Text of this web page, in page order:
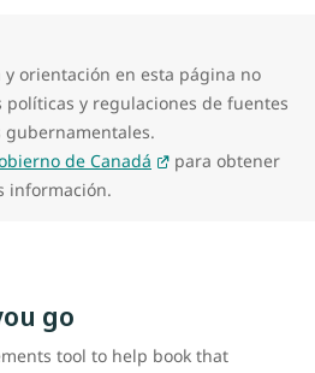
y orientación en esta página no
y regulaciones de fuentes
gubernamentales.
de Canadá
para obtener
información.
go
tool to help book that